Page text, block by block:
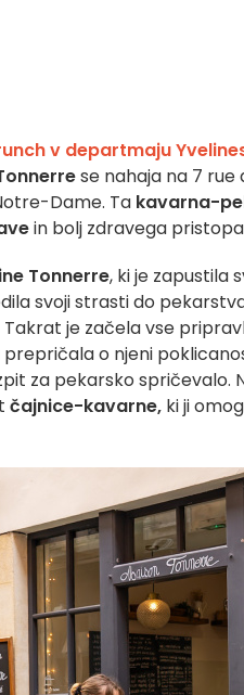
v departmaju
se nahaja na 7 rue
Dame. Ta kavarna-
in bolj zdravega
Tonnerre, ki je zapustila
svoji strasti do
je začela vse
o njeni
za pekarsko
čajnice-kavarne, ki ji